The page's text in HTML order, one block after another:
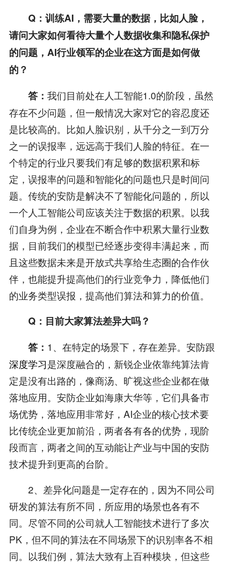
Q：训练AI，需要大量的数据，比如人脸，
请问大家如何看待大量个人数据收集和隐私保护
的问题，AI行业领军的企业在这方面是如何做
的？
答： 我们目前处在人工智能1.0的阶段，虽然
存在不少问题，但一般情况大家对它的容忍度还
是比较高的。比如人脸识别，从千分之一到万分
之一的误报率，远远高于我们人脸的特征。在一
个特定的行业只要我们有足够的数据积累和标
定，误报率的问题和智能化的问题也只是时间问
题。传统的安防是解决不了智能化问题的，所以
一个人工智能公司应该关注于数据的积累。以我
们自身为例，企业在不断合作中积累大量行业数
据，目前我们的模型已经逐步变得丰满起来，而
且这些数据未来是开放式共享给生态圈的合作伙
伴，也能提升提高他们的行业竞争力，降低他们
的业务类型误报，提高他们算法和算力的价值。
Q：目前大家算法差异大吗？
答： 1、在特定的场景下，存在差异。安防跟
深度学习是深度融合的，新锐企业依靠纯算法肯
定是没有出路的，像商汤、旷视这些企业都在做
落地应用。安防企业如海康大华等，它们具备市
场优势，落地应用非常好，AI企业的核心技术要
比传统企业更加前沿，两者各有各的优势，现阶
段而言，两者之间的互动能让产业与中国的安防
技术提升到更高的台阶。
2、差异化问题是一定存在的，因为不同公司
研发的算法有所不同，所应用的场景也各有不
同。尽管不同的公司就人工智能技术进行了多次
PK，但不同的算法在不同场景下的识别率各不相
同。以我们例，算法大致有上百种模块，但这些